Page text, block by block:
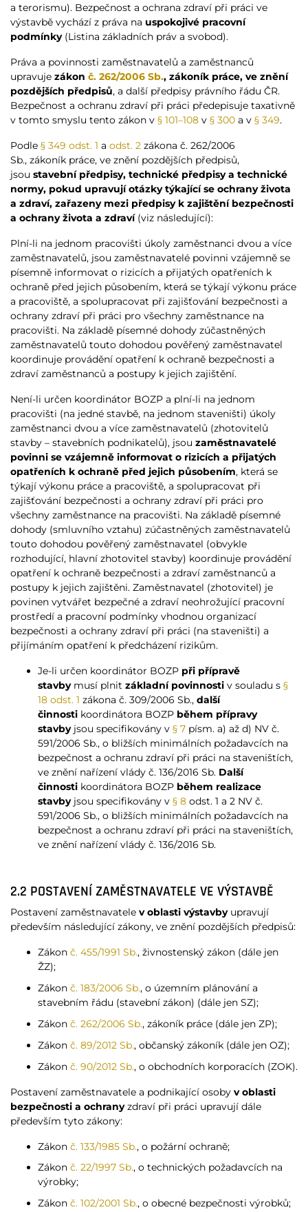
a terorismu). Bezpečnost a ochrana zdraví při práci ve
výstavbě vychází z práva na uspokojivé pracovní
podmínky(Listina základních práv a svobod).
Práva a povinnosti zaměstnavatelů a zaměstnanců
upravuje zákon č. 262/2006 Sb., zákoník práce, ve znění
pozdějších předpisů, a další předpisy právního řádu ČR.
Bezpečnost a ochranu zdraví při práci předepisuje taxativně
v tomto smyslu tento zákon v § 101–108 v § 300 a v § 349.
Podle § 349 odst. 1 a odst. 2 zákona č. 262/2006
Sb., zákoník práce, ve znění pozdějších předpisů,
jsou stavební předpisy, technické předpisy a technické
normy, pokud upravují otázky týkající se ochrany života
a zdraví, zařazeny mezi předpisy k zajištění bezpečnosti
a ochrany života a zdraví (viz následující):
Plní-li na jednom pracovišti úkoly zaměstnanci dvou a více
zaměstnavatelů, jsou zaměstnavatelé povinni vzájemně se
písemně informovat o rizicích a přijatých opatřeních k
ochraně před jejich působením, která se týkají výkonu práce
a pracoviště, a spolupracovat při zajišťování bezpečnosti a
ochrany zdraví při práci pro všechny zaměstnance na
pracovišti. Na základě písemné dohody zúčastněných
zaměstnavatelů touto dohodou pověřený zaměstnavatel
koordinuje provádění opatření k ochraně bezpečnosti a
zdraví zaměstnanců a postupy k jejich zajištění.
Není-li určen koordinátor BOZP a plní-li na jednom
pracovišti (na jedné stavbě, na jednom staveništi) úkoly
zaměstnanci dvou a více zaměstnavatelů (zhotovitelů
stavby – stavebních podnikatelů), jsou zaměstnavatelé
povinni se vzájemně informovat o rizicích a přijatých
opatřeních k ochraně před jejich působením, která se
týkají výkonu práce a pracoviště, a spolupracovat při
zajišťování bezpečnosti a ochrany zdraví při práci pro
všechny zaměstnance na pracovišti. Na základě písemné
dohody (smluvního vztahu) zúčastněných zaměstnavatelů
touto dohodou pověřený zaměstnavatel (obvykle
rozhodující, hlavní zhotovitel stavby) koordinuje provádění
opatření k ochraně bezpečnosti a zdraví zaměstnanců a
postupy k jejich zajištěni. Zaměstnavatel (zhotovitel) je
povinen vytvářet bezpečné a zdraví neohrožující pracovní
prostředí a pracovní podmínky vhodnou organizací
bezpečnosti a ochrany zdraví při práci (na staveništi) a
přijímáním opatření k předcházení rizikům.
Je-li určen koordinátor BOZP při přípravě
stavbymusí plnit základní povinnosti v souladu s §
18 odst. 1 zákona č. 309/2006 Sb., další
činnosti koordinátora BOZP během přípravy
stavbyjsou specifikovány v § 7 písm. a) až d) NV č.
591/2006 Sb., o bližších minimálních požadavcích na
bezpečnost a ochranu zdraví při práci na staveništích,
ve znění nařízení vlády č. 136/2016 Sb. Další
činnosti koordinátora BOZP během realizace
stavbyjsou specifikovány v § 8 odst. 1 a 2 NV č.
591/2006 Sb., o bližších minimálních požadavcích na
bezpečnost a ochranu zdraví při práci na staveništích,
ve znění nařízení vlády č. 136/2016 Sb.
2.2 POSTAVENÍ ZAMĚSTNAVATELE VE VÝSTAVBĚ
Postavení zaměstnavatele v oblasti výstavbyupravují
především následující zákony, ve znění pozdějších předpisů:
Zákon č. 455/1991 Sb., živnostenský zákon (dále jen
ŽZ);
Zákon č. 183/2006 Sb., o územním plánování a
stavebním řádu (stavební zákon) (dále jen SZ);
Zákon č. 262/2006 Sb., zákoník práce (dále jen ZP);
Zákon č. 89/2012 Sb., občanský zákoník (dále jen OZ);
Zákon č. 90/2012 Sb., o obchodních korporacích (ZOK).
Postavení zaměstnavatele a podnikající osoby v oblasti
bezpečnosti a ochranyzdraví při práci upravují dále
především tyto zákony:
Zákon č. 133/1985 Sb., o požární ochraně;
Zákon č. 22/1997 Sb., o technických požadavcích na
výrobky;
Zákon č. 102/2001 Sb., o obecné bezpečnosti výrobků;